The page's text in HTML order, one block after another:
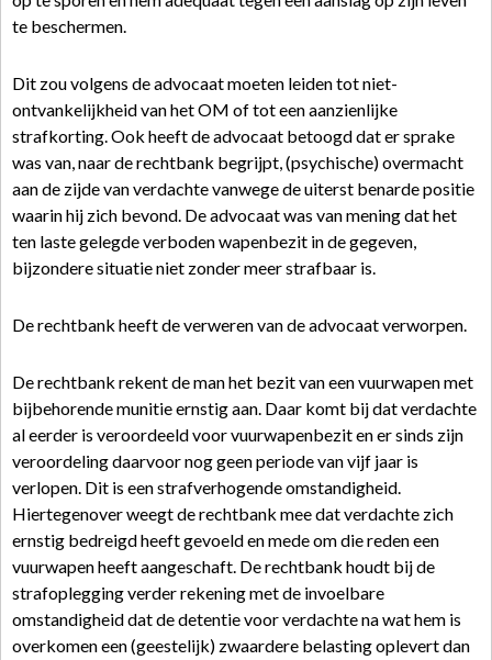
te beschermen.
Dit zou volgens de advocaat moeten leiden tot niet-
ontvankelijkheid van het OM of tot een aanzienlijke
strafkorting. Ook heeft de advocaat betoogd dat er sprake
was van, naar de rechtbank begrijpt, (psychische) overmacht
aan de zijde van verdachte vanwege de uiterst benarde positie
waarin hij zich bevond. De advocaat was van mening dat het
ten laste gelegde verboden wapenbezit in de gegeven,
bijzondere situatie niet zonder meer strafbaar is.
De rechtbank heeft de verweren van de advocaat verworpen.
De rechtbank rekent de man het bezit van een vuurwapen met
bijbehorende munitie ernstig aan. Daar komt bij dat verdachte
al eerder is veroordeeld voor vuurwapenbezit en er sinds zijn
veroordeling daarvoor nog geen periode van vijf jaar is
verlopen. Dit is een strafverhogende omstandigheid.
Hiertegenover weegt de rechtbank mee dat verdachte zich
ernstig bedreigd heeft gevoeld en mede om die reden een
vuurwapen heeft aangeschaft. De rechtbank houdt bij de
strafoplegging verder rekening met de invoelbare
omstandigheid dat de detentie voor verdachte na wat hem is
overkomen een (geestelijk) zwaardere belasting oplevert dan